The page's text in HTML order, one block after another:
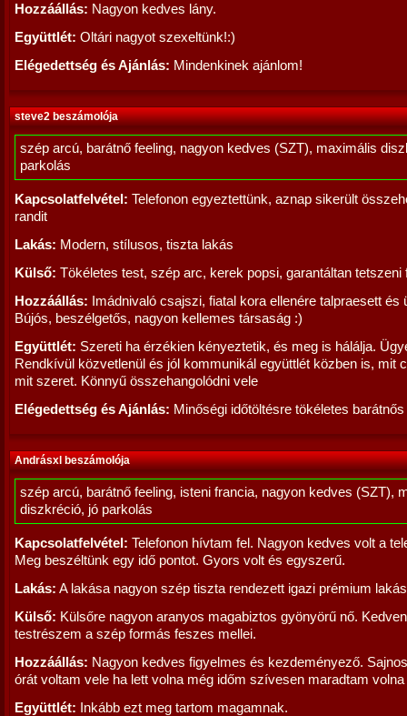
Hozzáállás: Nagyon kedves lány.
Együttlét: Oltári nagyot szexeltünk!:)
Elégedettség és Ajánlás: Mindenkinek ajánlom!
steve2 beszámolója
szép arcú, barátnő feeling, nagyon kedves (SZT), maximális
parkolás
Kapcsolatfelvétel: Telefonon egyeztettünk, aznap sikerült
randit
Lakás: Modern, stílusos, tiszta lakás
Külső: Tökéletes test, szép arc, kerek popsi, garantáltan tetszeni
Hozzáállás: Imádnivaló csajszi, fiatal kora ellenére talpraesett és
Bújós, beszélgetős, nagyon kellemes társaság :)
Együttlét: Szereti ha érzékien kényeztetik, és meg is hálálja.
Rendkívül közvetlenül és jól kommunikál együttlét közben is, mit
mit szeret. Könnyű összehangolódni vele
Elégedettség és Ajánlás: Minőségi időtöltésre tökéletes
Andrásxl beszámolója
szép arcú, barátnő feeling, isteni francia, nagyon kedves (SZT),
diszkréció, jó parkolás
Kapcsolatfelvétel: Telefonon hívtam fel. Nagyon kedves volt a
Meg beszéltünk egy idő pontot. Gyors volt és egyszerű.
Lakás: A lakása nagyon szép tiszta rendezett igazi prémium
Külső: Külsőre nagyon aranyos magabiztos gyönyörű nő.
testrészem a szép formás feszes mellei.
Hozzáállás: Nagyon kedves figyelmes és kezdeményező.
órát voltam vele ha lett volna még időm szívesen maradtam
Együttlét: Inkább ezt meg tartom magamnak.